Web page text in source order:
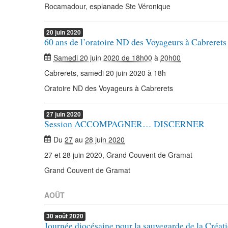
Rocamadour, esplanade Ste Véronique
20 juin2020
60 ans de l’oratoire ND des Voyageurs à Cabrerets
Samedi 20 juin 2020 de 18h00 à 20h00
Cabrerets, samedi 20 juin 2020 à 18h
Oratoire ND des Voyageurs à Cabrerets
27juin2020
Session ACCOMPAGNER… DISCERNER
Du 27 au 28 juin 2020
27 et 28 juin 2020, Grand Couvent de Gramat
Grand Couvent de Gramat
AOÛT
30 août2020